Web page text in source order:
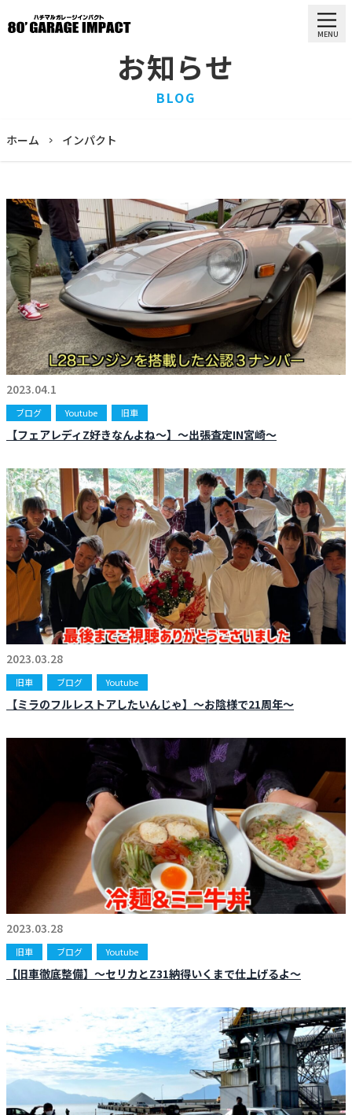
MENU
HOME
ホーム
RECRUIT
求人情報
STAFF
スタッフ
COMPANY
会社概要
BLOG
お知らせ
お知らせ
BLOG
ホーム インパクト
2023.04.1
ブログ Youtube 旧車
【フェアレディZ好きなんよね〜】〜出張査定IN宮崎〜
2023.03.28
旧車 ブログ Youtube
【ミラのフルレストアしたいんじゃ】〜お陰様で21周年〜
2023.03.28
旧車 ブログ Youtube
【旧車徹底整備】〜セリカとZ31納得いくまで仕上げるよ〜